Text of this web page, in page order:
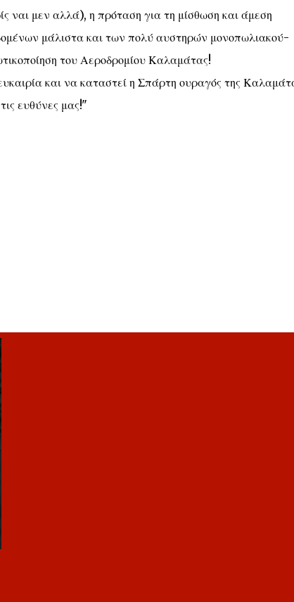
μεν αλλά), η πρόταση για τη μίσθωση και άμεση
μάλιστα και των πολύ αυστηρών μονοπωλιακού-
του Αεροδρομίου Καλαμάτας!
και να καταστεί η Σπάρτη ουραγός της
ευθύνες μας!"